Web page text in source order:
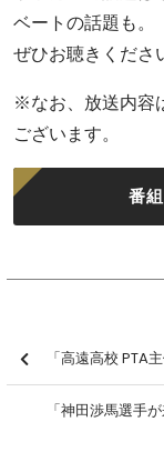
ベートの話題も。
ぜひお聴きくださ
※なお、放送内容
ございます。
番
「高遠高校 PTA